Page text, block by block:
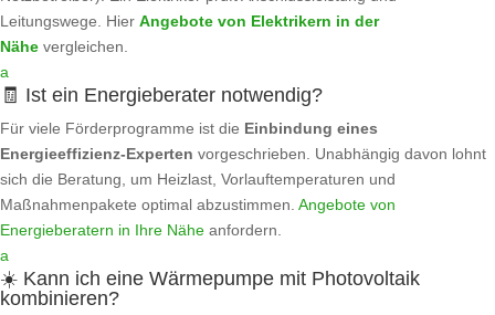
Leitungswege. Hier Angebote von Elektrikern in der
Nähe vergleichen.
a
🧾 Ist ein Energieberater notwendig?
Für viele Förderprogramme ist die Einbindung eines
Energieeffizienz‑Experten vorgeschrieben. Unabhängig davon lohnt
sich die Beratung, um Heizlast, Vorlauftemperaturen und
Maßnahmenpakete optimal abzustimmen. Angebote von
Energieberatern in Ihre Nähe anfordern.
a
☀️ Kann ich eine Wärmepumpe mit Photovoltaik
kombinieren?